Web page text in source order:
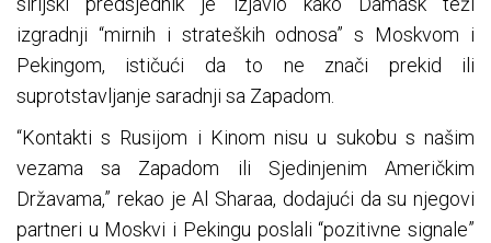
izgradnji “mirnih i strateških odnosa” s Moskvom i
Pekingom, ističući da to ne znači prekid ili
suprotstavljanje saradnji sa Zapadom.
“Kontakti s Rusijom i Kinom nisu u sukobu s našim
vezama sa Zapadom ili Sjedinjenim Američkim
Državama,” rekao je Al Sharaa, dodajući da su njegovi
partneri u Moskvi i Pekingu poslali “pozitivne signale”